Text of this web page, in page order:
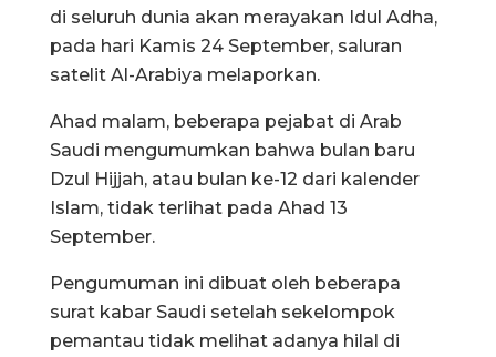
di seluruh dunia akan merayakan Idul Adha,
pada hari Kamis 24 September, saluran
satelit Al-Arabiya melaporkan.
Ahad malam, beberapa pejabat di Arab
Saudi mengumumkan bahwa bulan baru
Dzul Hijjah, atau bulan ke-12 dari kalender
Islam, tidak terlihat pada Ahad 13
September.
Pengumuman ini dibuat oleh beberapa
surat kabar Saudi setelah sekelompok
pemantau tidak melihat adanya hilal di